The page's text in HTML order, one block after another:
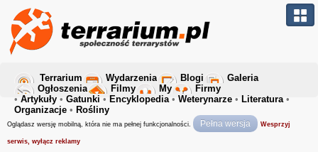
Terrarium Wydarzenia Blogi
Galeria
Ogłoszenia
Filmy My
Firmy
• Artykuły • Gatunki • Encyklopedia• Weterynarze • Literatura•
Organizacje • Rośliny
Oglądasz wersję mobilną, która nie ma pełnej funkcjonalności. Pełna wersja Wesprzyj
serwis, wyłącz reklamy